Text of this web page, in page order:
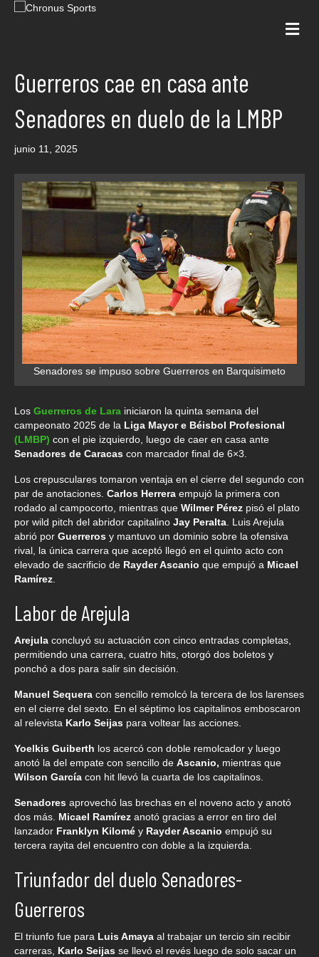
Guerreros cae en casa ante
Senadores en duelo de la LMBP
junio 11, 2025
Senadores se impuso sobre Guerreros en Barquisimeto
Los Guerreros de Lara iniciaron la quinta semana del
campeonato 2025 de la Liga Mayor e Béisbol Profesional
(LMBP) con el pie izquierdo, luego de caer en casa ante
Senadores de Caracas con marcador final de 6×3.
Los crepusculares tomaron ventaja en el cierre del segundo con
par de anotaciones. Carlos Herrera empujó la primera con
rodado al campocorto, mientras que Wilmer Pérez pisó el plato
por wild pitch del abridor capitalino Jay Peralta . Luis Arejula
abrió por Guerreros y mantuvo un dominio sobre la ofensiva
rival, la única carrera que aceptó llegó en el quinto acto con
elevado de sacrificio de Rayder Ascanio que empujó a Micael
Ramírez
Labor de Arejula
Arejula concluyó su actuación con cinco entradas completas,
permitiendo una carrera, cuatro hits, otorgó dos boletos y
ponchó a dos para salir sin decisión.
Manuel Sequera con sencillo remolcó la tercera de los larenses
en el cierre del sexto. En el séptimo los capitalinos emboscaron
al relevista Karlo Seijas para voltear las acciones.
Yoelkis Guiberth los acercó con doble remolcador y luego
anotó la del empate con sencillo de Ascanio, mientras que
Wilson García con hit llevó la cuarta de los capitalinos.
Senadores aprovechó las brechas en el noveno acto y anotó
dos más. Micael Ramírez anotó gracias a error en tiro del
lanzador Franklyn Kilomé y Rayder Ascanio empujó su
tercera rayita del encuentro con doble a la izquierda.
Triunfador del duelo Senadores-
Guerreros
El triunfo fue para Luis Amaya al trabajar un tercio sin recibir
carreras, Karlo Seijas se llevó el revés luego de solo sacar un